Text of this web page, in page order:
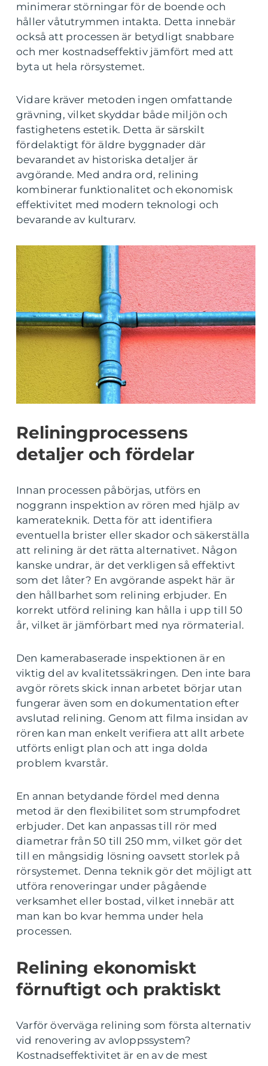
minimerar störningar för de boende och
håller våtutrymmen intakta. Detta innebär
också att processen är betydligt snabbare
och mer kostnadseffektiv jämfört med att
byta ut hela rörsystemet.
Vidare kräver metoden ingen omfattande
grävning, vilket skyddar både miljön och
fastighetens estetik. Detta är särskilt
fördelaktigt för äldre byggnader där
bevarandet av historiska detaljer är
avgörande. Med andra ord, relining
kombinerar funktionalitet och ekonomisk
effektivitet med modern teknologi och
bevarande av kulturarv.
Reliningprocessens
detaljer och fördelar
Innan processen påbörjas, utförs en
noggrann inspektion av rören med hjälp av
kamerateknik. Detta för att identifiera
eventuella brister eller skador och säkerställa
att relining är det rätta alternativet. Någon
kanske undrar, är det verkligen så effektivt
som det låter? En avgörande aspekt här är
den hållbarhet som relining erbjuder. En
korrekt utförd relining kan hålla i upp till 50
år, vilket är jämförbart med nya rörmaterial.
Den kamerabaserade inspektionen är en
viktig del av kvalitetssäkringen. Den inte bara
avgör rörets skick innan arbetet börjar utan
fungerar även som en dokumentation efter
avslutad relining. Genom att filma insidan av
rören kan man enkelt verifiera att allt arbete
utförts enligt plan och att inga dolda
problem kvarstår.
En annan betydande fördel med denna
metod är den flexibilitet som strumpfodret
erbjuder. Det kan anpassas till rör med
diametrar från 50 till 250 mm, vilket gör det
till en mångsidig lösning oavsett storlek på
rörsystemet. Denna teknik gör det möjligt att
utföra renoveringar under pågående
verksamhet eller bostad, vilket innebär att
man kan bo kvar hemma under hela
processen.
Relining ekonomiskt
förnuftigt och praktiskt
Varför överväga relining som första alternativ
vid renovering av avloppssystem?
Kostnadseffektivitet är en av de mest